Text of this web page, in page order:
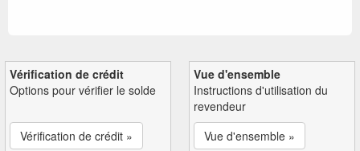
Vérification de crédit
Options pour vérifier le solde
Vérification de crédit »
Vue d'ensemble
Instructions d'utilisation du
revendeur
Vue d'ensemble »